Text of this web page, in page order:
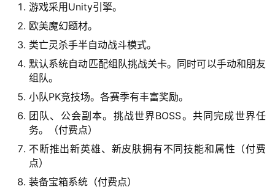
休
闲
游
2
第
三
游戏采用Unity引擎。
欧美魔幻题材。
类亡灵杀手半自动战斗模式。
默认系统自动匹配组队挑战关卡。同时可以手动和朋友
组队。
小队PK竞技场。各赛季有丰富奖励。
团队、公会副本。挑战世界BOSS。共同完成世界任
务。（付费点）
不断推出新英雄、新皮肤拥有不同技能和属性（付费
点）
装备宝箱系统（付费点）